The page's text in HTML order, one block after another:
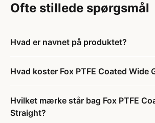
Ofte stillede spørgsmål
Hvad er navnet på produktet?
Hvad koster Fox PTFE Coated Wide
Hvilket mærke står bag Fox PTFE
Straight?